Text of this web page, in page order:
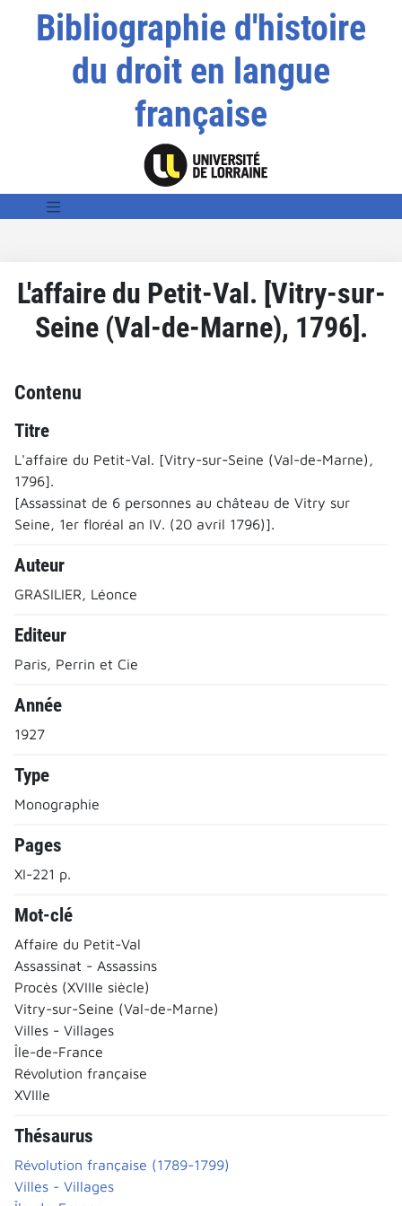
Bibliographie d'histoire
du droit en langue
française
L'affaire du Petit-Val. [Vitry-sur-
Seine (Val-de-Marne), 1796].
Contenu
Titre
L'affaire du Petit-Val. [Vitry-sur-Seine (Val-de-Marne),
1796].
[Assassinat de 6 personnes au château de Vitry sur
Seine, 1er floréal an IV. (20 avril 1796)].
Auteur
GRASILIER, Léonce
Editeur
Paris, Perrin et Cie
Année
1927
Type
Monographie
Pages
XI-221 p.
Mot-clé
Affaire du Petit-Val
Assassinat - Assassins
Procès (XVIIIe siècle)
Vitry-sur-Seine (Val-de-Marne)
Villes - Villages
Île-de-France
Révolution française
XVIIIe
Thésaurus
Révolution française (1789-1799)
Villes - Villages